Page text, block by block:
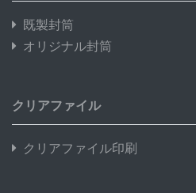
既製封筒
オリジナル封筒
クリアファイル
クリアファイル印刷